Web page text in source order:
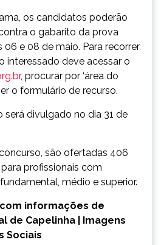
os candidatos poderão
o gabarito da prova
e 08 de maio. Para recorrer
interessado deve acessar o
, procurar por ‘área do
o formulário de recurso.
será divulgado no dia 31 de
são ofertadas 406
profissionais com
médio e superior.
informações de
de Capelinha | Imagens
Sociais